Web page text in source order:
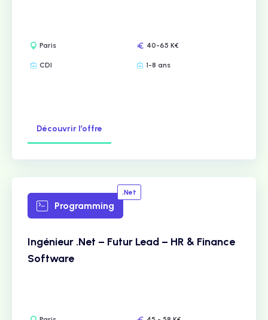
Paris 40-65 K€
CDI 1-8 ans
Découvrir l’offre
Programming
.Net
Ingénieur .Net – Futur Lead – HR & Finance
Software